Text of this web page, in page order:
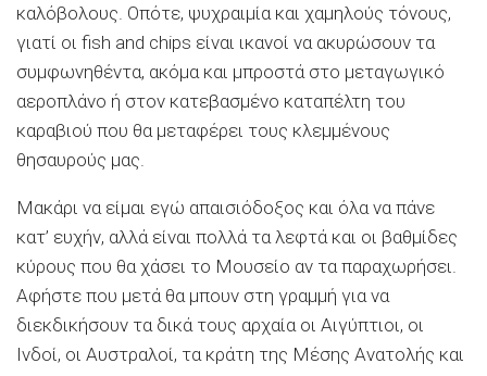
καλόβολους. Οπότε, ψυχραιμία και χαμηλούς τόνους,
γιατί οι fish and chips είναι ικανοί να ακυρώσουν τα
συμφωνηθέντα, ακόμα και μπροστά στο μεταγωγικό
αεροπλάνο ή στον κατεβασμένο καταπέλτη του
καραβιού που θα μεταφέρει τους κλεμμένους
θησαυρούς μας.
Μακάρι να είμαι εγώ απαισιόδοξος και όλα να πάνε
κατ’ ευχήν, αλλά είναι πολλά τα λεφτά και οι βαθμίδες
κύρους που θα χάσει το Μουσείο αν τα παραχωρήσει.
Αφήστε που μετά θα μπουν στη γραμμή για να
διεκδικήσουν τα δικά τους αρχαία οι Αιγύπτιοι, οι
Ινδοί, οι Αυστραλοί, τα κράτη της Μέσης Ανατολής και